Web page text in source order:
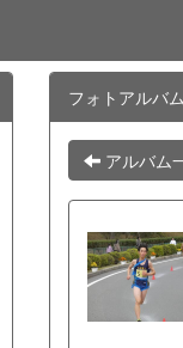
フォトアルバム
アルバム